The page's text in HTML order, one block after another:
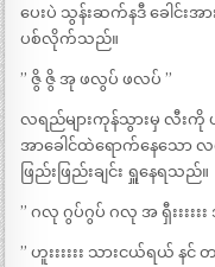
ပေးပဲ သွန်းဆက်နဒီ ခေါင်းအ
ပစ်လိုက်သည်။
” ဇွိ ဇွိ အု ဖလွပ် ဖလပ် ”
လရည်များကုန်သွားမှ လီးကို
အာခေါင်ထဲရောက်နေသော
ဖြည်းဖြည်းချင်း ရှူနေရသည်။
” ဂလု ဂွပ်ဂွပ် ဂလု အ ရှီးးးးးး
” ဟူးးးးးး သားငယ်ရယ်